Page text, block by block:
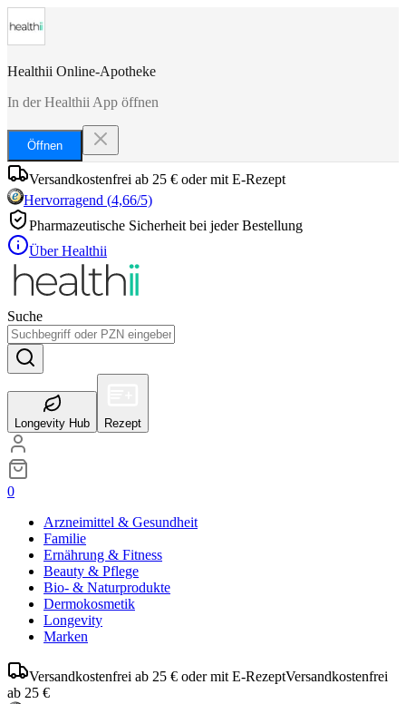
Healthii Online-Apotheke
In der Healthii App öffnen
Öffnen
Versandkostenfrei ab 25 € oder mit E-Rezept
Hervorragend (4,66/5)
Pharmazeutische Sicherheit bei jeder Bestellung
Über Healthii
Suche
Longevity Hub Rezept
0
Arzneimittel & Gesundheit
Familie
Ernährung & Fitness
Beauty & Pflege
Bio- & Naturprodukte
Dermokosmetik
Longevity
Marken
Versandkostenfrei ab 25 € oder mit E-RezeptVersandkostenfrei
ab 25 €